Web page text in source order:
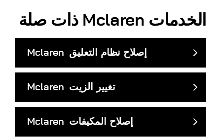
ذات صلة Mclaren الخدمات
Mclaren إصلاح نظام التعليق
Mclaren تغيير الزيت
Mclaren إصلاح المكيفات